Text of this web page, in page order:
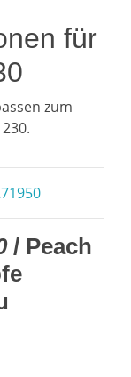
für
zum
/ Peach